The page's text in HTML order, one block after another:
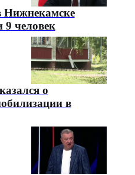
Нижнекамске
9 человек
о
в